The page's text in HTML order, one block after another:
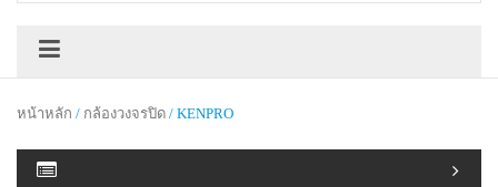
หน้าหลัก / กล้องวงจรปิด / KENPRO